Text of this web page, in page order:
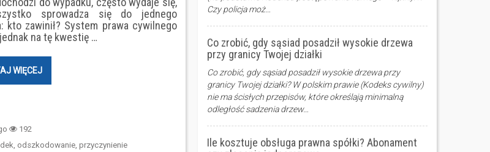
sprowadza się do jednego
kto zawinił? System prawa cywilnego
na tę kwestię …
WIĘCEJ
192
, odszkodowanie, przyczynienie
Czy policja moż…
Co zrobić, gdy sąsiad posadził wysokie drzewa
przy granicy Twojej działki
Co zrobić, gdy sąsiad posadził wysokie drzewa przy
granicy Twojej działki? W polskim prawie (Kodeks cywilny)
nie ma ścisłych przepisów, które określają minimalną
odległość sadzenia drzew…
Ile kosztuje obsługa prawna spółki? Abonament